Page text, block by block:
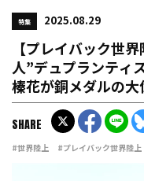
特集 2025.08.29
【プレイバック世
人”デュプランティ
榛花が銅メダルの
#世界陸上 #プレイバック世界陸上
SHARE